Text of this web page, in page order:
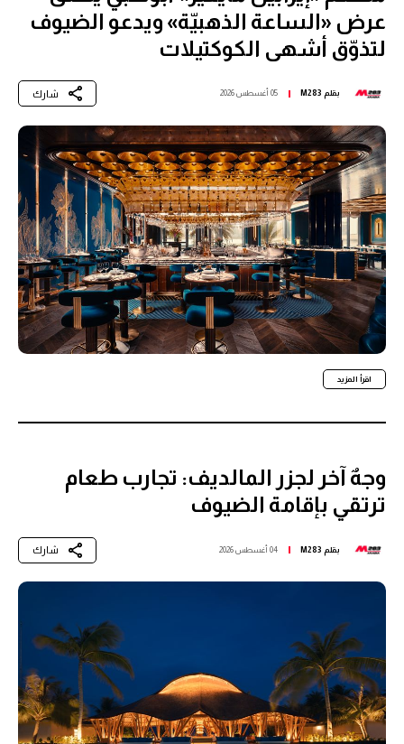
عرض «الساعة الذهبيّة» ويدعو الضيوف
لتذوّق أشهى الكوكتيلات
بقلم M283 05 أغسطس 2026 شارك
اقرأ المزيد
وجهٌ آخر لجزر المالديف: تجارب طعام
ترتقي بإقامة الضيوف
بقلم M283 04 أغسطس 2026 شارك